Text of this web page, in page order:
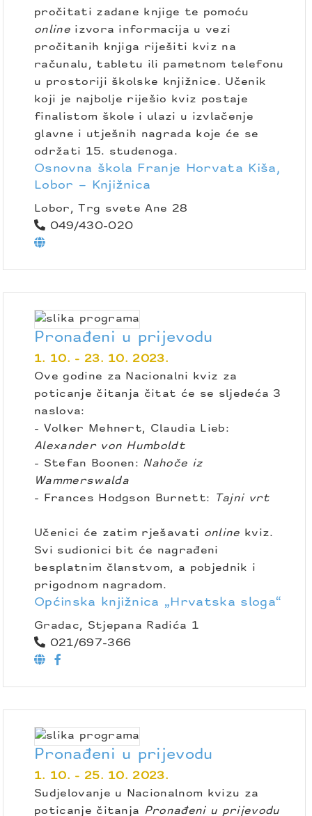
pročitati zadane knjige te pomoću
online izvora informacija u vezi
pročitanih knjiga riješiti kviz na
računalu, tabletu ili pametnom telefonu
u prostoriji školske knjižnice. Učenik
koji je najbolje riješio kviz postaje
finalistom škole i ulazi u izvlačenje
glavne i utješnih nagrada koje će se
održati 15. studenoga.
Osnovna škola Franje Horvata Kiša,
Lobor – Knjižnica
Lobor, Trg svete Ane 28
049/430-020
Pronađeni u prijevodu
1. 10. - 23. 10. 2023.
Ove godine za Nacionalni kviz za
poticanje čitanja čitat će se sljedeća 3
naslova:
- Volker Mehnert, Claudia Lieb:
Alexander von Humboldt
- Stefan Boonen: Nahoče iz
Wammerswalda
- Frances Hodgson Burnett:
Tajni vrt
Učenici će zatim rješavati online kviz.
Svi sudionici bit će nagrađeni
besplatnim članstvom, a pobjednik i
prigodnom nagradom.
Općinska knjižnica „Hrvatska sloga“
Gradac, Stjepana Radića 1
021/697-366
Pronađeni u prijevodu
1. 10. - 25. 10. 2023.
Sudjelovanje u Nacionalnom kvizu za
poticanje čitanja
Pronađeni u prijevodu